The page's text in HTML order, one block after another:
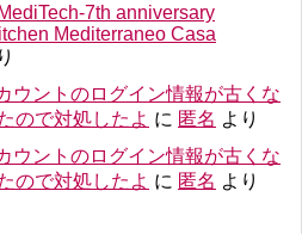
7th anniversary
Mediterraneo Casa
ウントのログイン情報が古くな
ので対処したよ に 匿名 より
ウントのログイン情報が古くな
ので対処したよ に 匿名 より